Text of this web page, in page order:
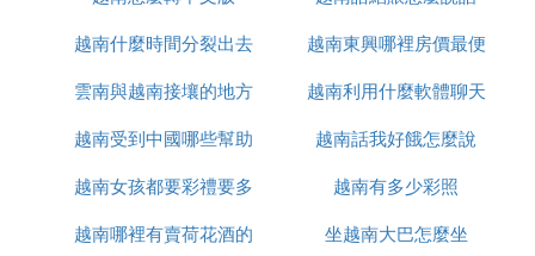
者。該公司以其專業的開發能力和高質量的項目獲得
了消費者的信賴。其業務范圍不僅覆蓋了傳統的房地
在越南的房地產市場中，該公司具有較大的影響力。
越南地產集團：這是一家綜合性房地產公司，涉及
住宅、商業、酒店等多個領域。在越南各地都有項目
開發，尤其在胡志明市和河內等大城市擁有多個標志
性建築。
越南什麼時間分裂出去
的
越南東興哪裡房價最便
宜
雲南與越南接壤的地方
有哪些
越南利用什麼軟體聊天
越南受到中國哪些幫助
越南話我好餓怎麼說
越南女孩都要彩禮要多
少錢
越南有多少彩照
越南哪裡有賣荷花酒的
坐越南大巴怎麼坐